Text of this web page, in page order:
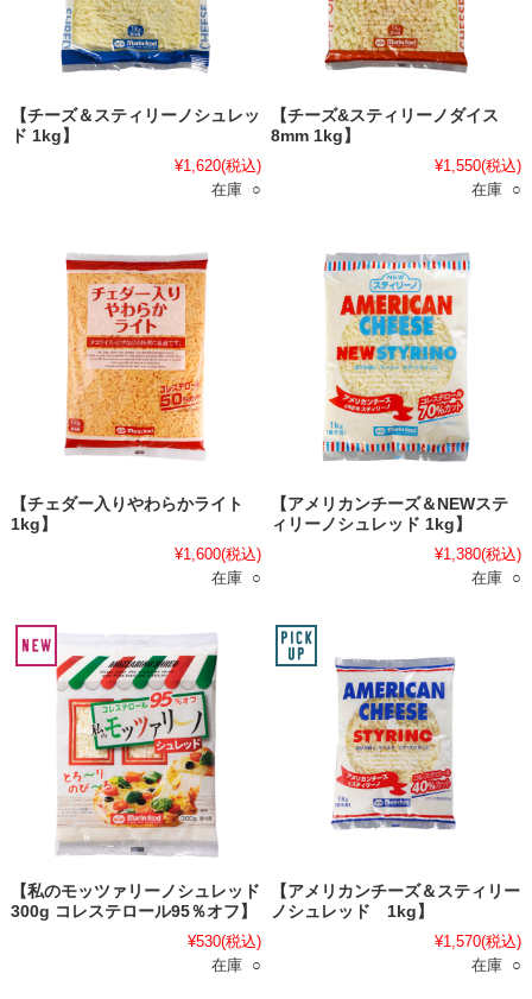
【チーズ＆スティリーノシュレッ
ド 1kg】
¥1,620(税込)
在庫 ○
【チーズ&スティリーノダイス
8mm 1kg】
¥1,550(税込)
在庫 ○
【チェダー入りやわらかライト
1kg】
¥1,600(税込)
在庫 ○
【アメリカンチーズ＆NEWステ
ィリーノシュレッド 1kg】
¥1,380(税込)
在庫 ○
【私のモッツァリーノシュレッド
300g コレステロール95％オフ】
¥530(税込)
在庫 ○
【アメリカンチーズ＆スティリー
ノシュレッド 1kg】
¥1,570(税込)
在庫 ○